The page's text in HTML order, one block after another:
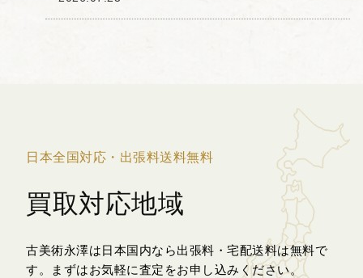
日本全国対応・出張料送料無料
買取対応地域
古美術永澤は日本国内なら出張料・宅配送料は無料で
す。
まずはお気軽に査定をお申し込みください。